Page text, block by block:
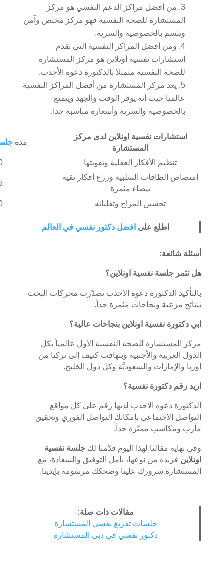
من أفضل مراكز الدعم النفسي هو مركز
المستشارة للصحة النفسية فهو مركز مختص وآمن
ويتسم بالخصوصية والسرية.
ومن أفضل المراكز النفسية التي تقدم
استشارات نفسية أونلاين هو مركز المستشارة
للصحة النفسية متمثلا بالدكتورة دعوة الأحدب.
يعد مركز المستشارة من أفضل المراكز النفسية
عالميا حيث أنه يوفر الوقت والجهد ويتمتع
بالخصوصية والسرية وأسعاره مناسبة جدا.
استشارات نفسية اونلاين لدى مركز
المستشارة
مدة
تنظيم الأفكار العقلية وتقويتها
امتصاص الطاقات السلبية وزرع أفكار نقية
بيضاء مثمرة
تحسين المزاج وتقلباته
اطلع على افضل دكتور نفسي في العالم
أسئلة شائعة:
هل تثمر جلسة نفسية اونلاين؟
بالتأكيد الدكتورة دعوة الاحدب تصدَّرت محركات البحث
بنتائج مرعبة ونجاحات مثمرة جداً.
ابي دكتورة نفسية اونلاين بنجاحات عالية؟
مركز المستشارة للصحة النفسية الأول عالمياً بكل
الدول العربية والأجنبية وبتهافت كثيف إلى تركيا من
اوربا والإمارات والسعوديَّة وكل دول الخليج.
اريد رقم دكتورة نفسية؟
الدكتورة دعوة الاحدب لديها رقم على كل مواقع
التواصل الاجتماعي بإمكانك التواصل الفوري وتحقيق
مآرب ومكاسب مميّزة جداً.
وفي نهاية مقالنا لهذا اليوم قدَّمنا لك جلسة نفسية
اونلاين فريدة من نوعها، نأمل التوفيق والسعادة، مع
المستشارة سرورك علينا وضحكك مرسومة بإيدينا.
مقالات ذات صلة:
جلسات تفريغ نفسي المستشارة
دكتور نفسي في دبي المستشارة